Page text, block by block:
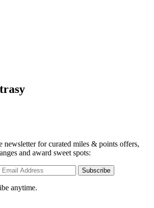
newsletter for curated miles & points offers,
and award sweet spots:
Subscribe
anytime.